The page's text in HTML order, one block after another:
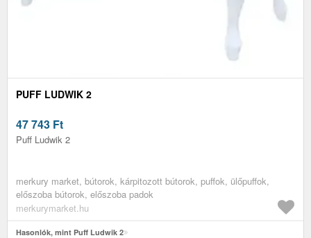
PUFF LUDWIK 2
47 743 Ft
Puff Ludwik 2
merkury market, bútorok, kárpitozott bútorok, puffok, ülőpuffok,
előszoba bútorok, előszoba padok
merkurymarket.hu
Hasonlók, mint Puff Ludwik 2